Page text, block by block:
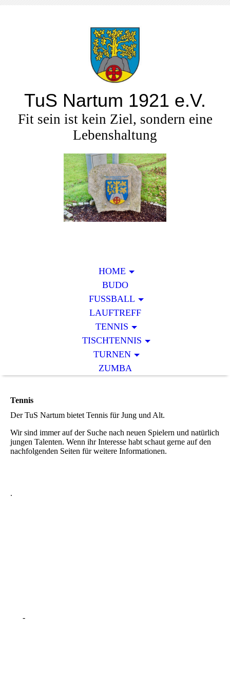
TuS Nartum 1921 e.V.
Fit sein ist kein Ziel, sondern eine
Lebenshaltung
HOME
BUDO
FUSSBALL
LAUFTREFF
TENNIS
TISCHTENNIS
TURNEN
ZUMBA
Tennis
Der TuS Nartum bietet Tennis für Jung und Alt.
Wir sind immer auf der Suche nach neuen Spielern und natürlich
jungen Talenten. Wenn ihr Interesse habt schaut gerne auf den
nachfolgenden Seiten für weitere Informationen.
.
-